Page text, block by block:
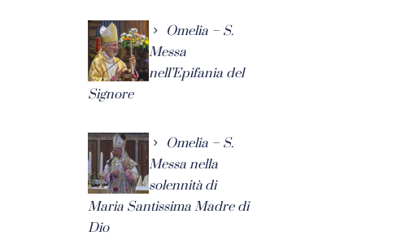
Omelia – S.
Messa
nell’Epifania del
Signore
Omelia – S.
Messa nella
solennità di
Maria Santissima Madre di
Dio